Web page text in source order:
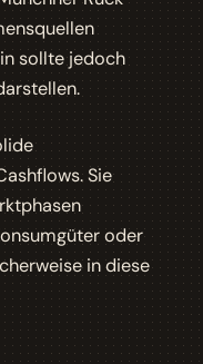
sollte jedoch
Sie
oder
in diese